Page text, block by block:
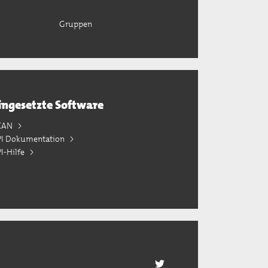
Gruppen
Software
Dokumentation
Hilfe